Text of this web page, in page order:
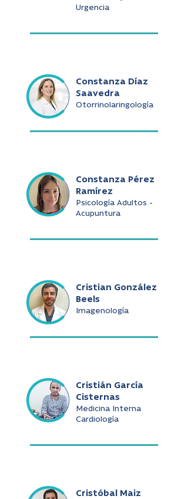
Urgencia
Constanza Díaz
Saavedra
Otorrinolaringología
Constanza Pérez
Ramírez
Psicología Adultos -
Acupuntura
Cristian González
Beels
Imagenología
Cristián García
Cisternas
Medicina Interna
Cardiología
Cristóbal Maiz